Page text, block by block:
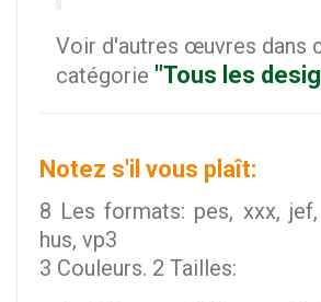
Voir d'autres œuvres dans
catégorie "Tous les
Notez s'il vous plaît:
8 Les formats: pes, xxx,
hus, vp3
3 Couleurs. 2 Tailles: